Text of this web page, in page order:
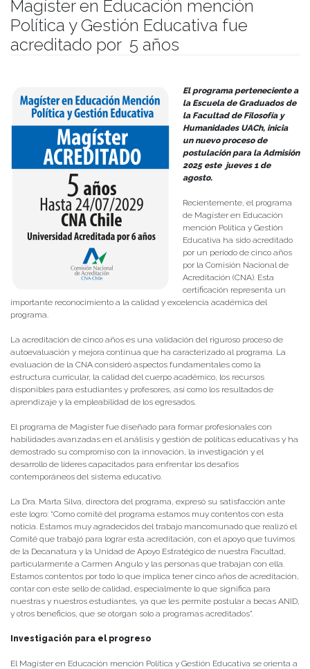
Magíster en Educación mención
Política y Gestión Educativa fue
acreditado por 5 años
El programa perteneciente a
la Escuela de Graduados de
la Facultad de Filosofía y
Humanidades UACh, inicia
un nuevo proceso de
postulación para la Admisión
2025 este jueves 1 de
agosto.
Recientemente, el programa
de Magíster en Educación
mención Política y Gestión
Educativa ha sido acreditado
por un período de cinco años
por la Comisión Nacional de
Acreditación (CNA). Esta
certificación representa un
importante reconocimiento a la calidad y excelencia académica del
programa.
La acreditación de cinco años es una validación del riguroso proceso de
autoevaluación y mejora continua que ha caracterizado al programa. La
evaluación de la CNA consideró aspectos fundamentales como la
estructura curricular, la calidad del cuerpo académico, los recursos
disponibles para estudiantes y profesores, así como los resultados de
aprendizaje y la empleabilidad de los egresados.
El programa de Magíster fue diseñado para formar profesionales con
habilidades avanzadas en el análisis y gestión de políticas educativas y ha
demostrado su compromiso con la innovación, la investigación y el
desarrollo de líderes capacitados para enfrentar los desafíos
contemporáneos del sistema educativo.
La Dra. Marta Silva, directora del programa, expresó su satisfacción ante
este logro: “Como comité del programa estamos muy contentos con esta
noticia. Estamos muy agradecidos del trabajo mancomunado que realizó el
Comité que trabajó para lograr esta acreditación, con el apoyo que tuvimos
de la Decanatura y la Unidad de Apoyo Estratégico de nuestra Facultad,
particularmente a Carmen Angulo y las personas que trabajan con ella.
Estamos contentos por todo lo que implica tener cinco años de acreditación,
contar con este sello de calidad, especialmente lo que significa para
nuestras y nuestros estudiantes, ya que les permite postular a becas ANID,
y otros beneficios, que se otorgan solo a programas acreditados”.
Investigación para el progreso
El Magíster en Educación mención Política y Gestión Educativa se orienta a